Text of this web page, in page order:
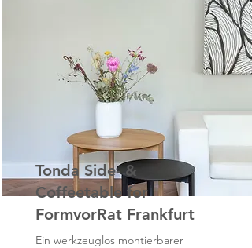
Tonda Side- &
Coffeetable for
FormvorRat Frankfurt
Ein werkzeuglos montierbarer